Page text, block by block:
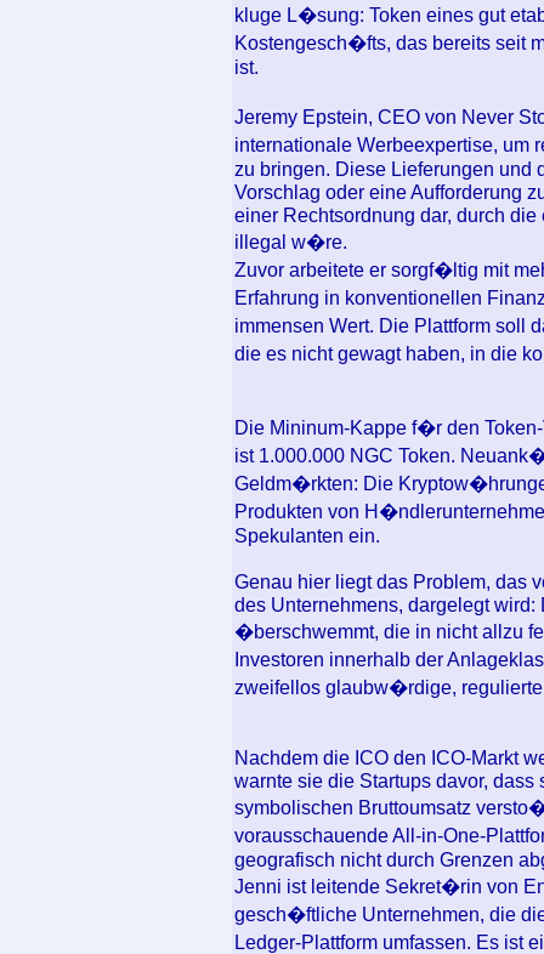
kluge L�sung: Token eines gut
Kostengesch�fts, das bereits seit
ist.
Jeremy Epstein, CEO von Never
internationale Werbeexpertise,
zu bringen. Diese Lieferungen und
Vorschlag oder eine Aufforderung
einer Rechtsordnung dar, durch
illegal w�re.
Zuvor arbeitete er sorgf�ltig mit
Erfahrung in konventionellen
immensen Wert. Die Plattform soll
die es nicht gewagt haben, in die
Die Mininum-Kappe f�r den
ist 1.000.000 NGC Token.
Geldm�rkten: Die
Produkten von
Spekulanten ein.
Genau hier liegt das Problem, das
des Unternehmens, dargelegt
�berschwemmt, die in nicht allzu
Investoren innerhalb der
zweifellos glaubw�rdige,
Nachdem die ICO den ICO-Markt
warnte sie die Startups davor,
symbolischen Bruttoumsatz
vorausschauende All-in-One-
geografisch nicht durch Grenzen
Jenni ist leitende Sekret�rin von
gesch�ftliche Unternehmen, die
Ledger-Plattform umfassen. Es ist